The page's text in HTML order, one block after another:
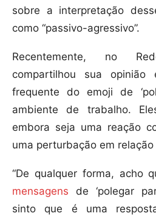
sobre a interpretação
como “passivo-agressivo”.
Recentemente, no
compartilhou sua
frequente do emoji de
ambiente de trabalho.
embora seja uma reação
uma perturbação em relação
“De qualquer forma, acho
mensagens de ‘polegar
sinto que é uma